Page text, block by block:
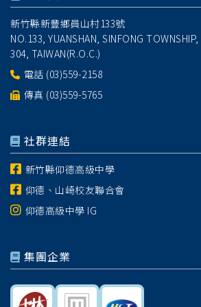
新竹縣新豐鄉員山村133號
NO.133, YUANSHAN, SINFONG
304, TAIWAN(R.O.C.)
電話 (03)559-2158
傳真 (03)559-5765
社群連結
新竹縣仰德高級中學
仰德、山崎校友聯合會
仰德高級中學 IG
集團企業